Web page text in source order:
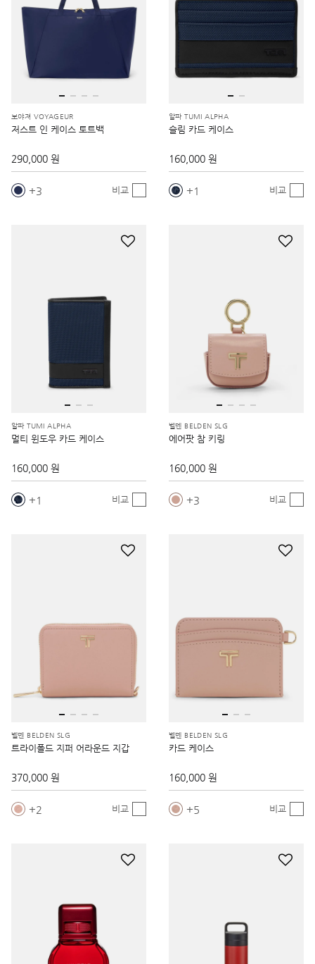
보야져 VOYAGEUR
저스트 인 케이스 토트백
290,000 원
3 비교
알파 TUMI ALPHA
슬림 카드 케이스
160,000 원
1 비교
알파 TUMI ALPHA
멀티 윈도우 카드 케이스
160,000 원
1 비교
벨덴 BELDEN SLG
에어팟 참 키링
160,000 원
3 비교
벨덴 BELDEN SLG
트라이폴드 지퍼 어라운드 지갑
370,000 원
2 비교
벨덴 BELDEN SLG
카드 케이스
160,000 원
5 비교